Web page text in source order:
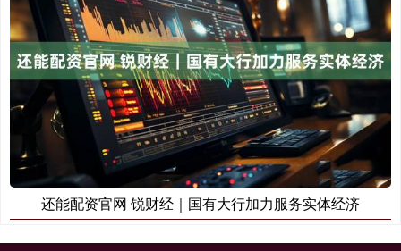
还能配资官网 锐财经｜国有大行加力服务实体经济